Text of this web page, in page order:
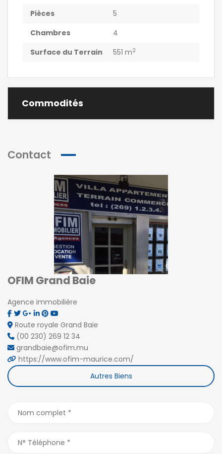
Pièces
5
Chambres
4
Surface du Terrain
551 m2
Commodités
Contact
OFIM Grand Baie
Agence immobilière
Route royale Grand Baie
(00 230) 269 12 34
grandbaie@ofim.mu
https://www.ofim-maurice.com/
Autres Biens